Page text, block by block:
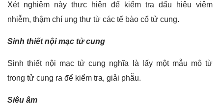
Xét nghiệm này thực hiện để kiểm tra dấu hiệu viêm
nhiễm, thậm chí ung thư từ các tế bào cổ tử cung.
Sinh thiết nội mạc tử cung
Sinh thiết nội mạc tử cung nghĩa là lấy một mẫu mô từ
trong tử cung ra để kiểm tra, giải phẫu.
Siêu âm